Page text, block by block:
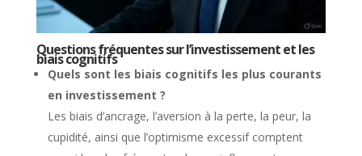
Questions fréquentes sur l’investissement et les
biais cognitifs
Quels sont les biais cognitifs les plus courants
en investissement ?
Les biais d’ancrage, l’aversion à la perte, la peur, la
cupidité, ainsi que l’optimisme excessif comptent